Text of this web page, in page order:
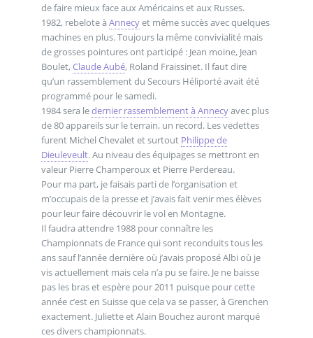
de faire mieux face aux Américains et aux Russes.
1982, rebelote à Annecyet même succès avec quelques
machines en plus. Toujours la même convivialité mais
de grosses pointures ont participé : Jean moine, Jean
Boulet, Claude Aubé, Roland Fraissinet. Il faut dire
qu’un rassemblement du Secours Héliporté avait été
programmé pour le samedi.
1984 sera ledernier rassemblement à Annecyavec plus
de 80 appareils sur le terrain, un record. Les vedettes
furent Michel Chevalet et surtout Philippe de
Dieuleveult. Au niveau des équipages se mettront en
valeur Pierre Champeroux et Pierre Perdereau.
Pour ma part, je faisais parti de l’organisation et
m’occupais de la presse et j’avais fait venir mes élèves
pour leur faire découvrir le vol en Montagne.
Il faudra attendre 1988 pour connaître les
Championnats de France qui sont reconduits tous les
ans sauf l’année dernière où j’avais proposé Albi où je
vis actuellement mais cela n’a pu se faire. Je ne baisse
pas les bras et espère pour 2011 puisque pour cette
année c’est en Suisse que cela va se passer, à Grenchen
exactement. Juliette et Alain Bouchez auront marqué
ces divers championnats.